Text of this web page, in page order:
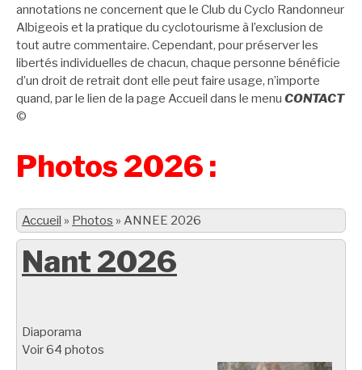
annotations ne concernent que le Club du Cyclo Randonneur
Albigeois et la pratique du cyclotourisme à l’exclusion de
tout autre commentaire. Cependant, pour préserver les
libertés individuelles de chacun, chaque personne bénéficie
d’un droit de retrait dont elle peut faire usage, n’importe
quand, par le lien de la page Accueil dans le menu CONTACT
©
Photos 2026 :
Accueil » Photos » ANNEE 2026
Nant 2026
Diaporama
Voir 64 photos